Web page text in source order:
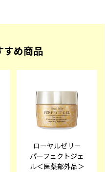
すめ商品
ローヤルゼリー
パーフェクトジェ
ル＜医薬部外品＞